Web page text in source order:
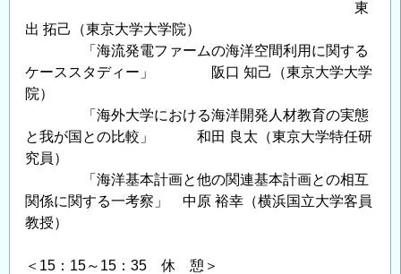
東
出 拓己（東京大学大学院）
「海流発電ファームの海洋空間利用に関する
ケーススタディー」 阪口 知己（東京大学大学
院）
「海外大学における海洋開発人材教育の実態
と我が国との比較」 和田 良太（東京大学特任研
究員）
「海洋基本計画と他の関連基本計画との相互
関係に関する一考察」 中原 裕幸（横浜国立大学客員
教授）
＜15：15～15：35 休 憩＞